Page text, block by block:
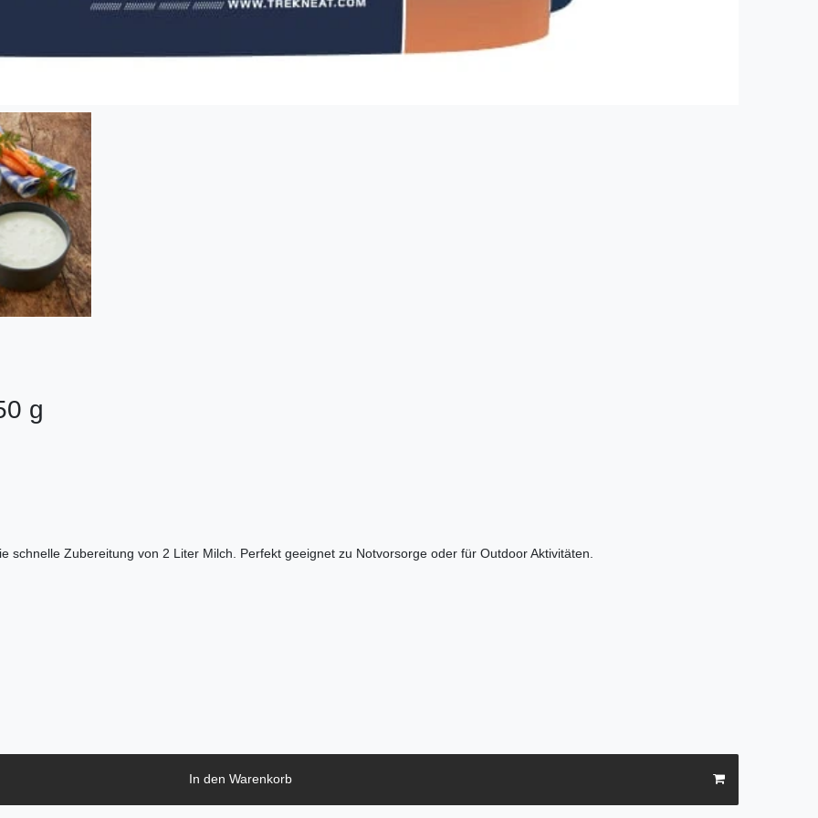
g
schnelle Zubereitung von 2 Liter Milch. Perfekt geeignet zu Notvorsorge oder für Outdoor Aktivitäten.
In den Warenkorb